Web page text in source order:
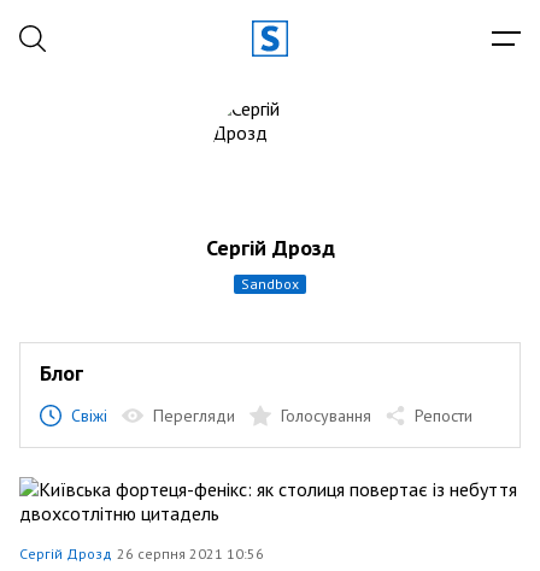
Сергій Дрозд
sandbox
Блог
Свіжі Перегляди Голосування Репости
Сергій Дрозд 26 серпня 2021 10:56